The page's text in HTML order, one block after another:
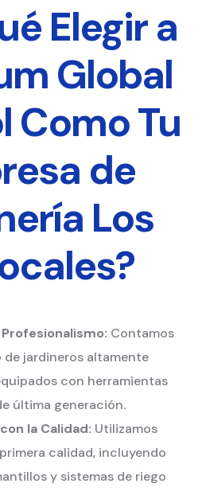
Elegir a
Global
Como Tu
de
Los
Contamos
jardineros altamente
con herramientas
última generación.
la Calidad: Utilizamos
calidad, incluyendo
y sistemas de riego